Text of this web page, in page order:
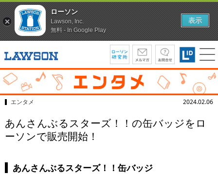
エンタメ 2024.02.06
あんさんぶるスターズ！！の缶バッジをロ
ーソンで販売開始！
あんさんぶるスターズ！！缶バッジ
ローソン
Lawson, Inc.
無料 - In Google Play
表示